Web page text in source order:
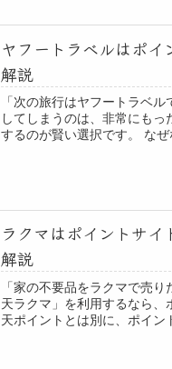
ヤフートラベルはポ
解説
「次の旅行はヤフートラベ
してしまうのは、非常にも
するのが賢い選択です。 なぜ
ラクマはポイントサ
解説
「家の不要品をラクマで売
天ラクマ」を利用するなら
天ポイントとは別に、ポイン